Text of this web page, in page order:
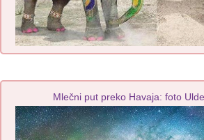
Mlečni put preko Havaja: foto